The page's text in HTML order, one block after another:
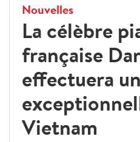
Nouvelles
La célèbre
française
effectuera
Vietnam